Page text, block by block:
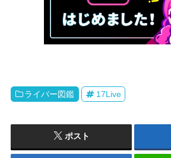
ライバー図鑑 17Live
ポスト